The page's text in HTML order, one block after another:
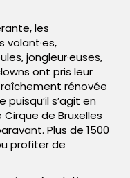
les
jongleur·euses,
ont pris leur
rénovée
puisqu’il s’agit en
Cirque de Bruxelles
Plus de 1500
profiter de